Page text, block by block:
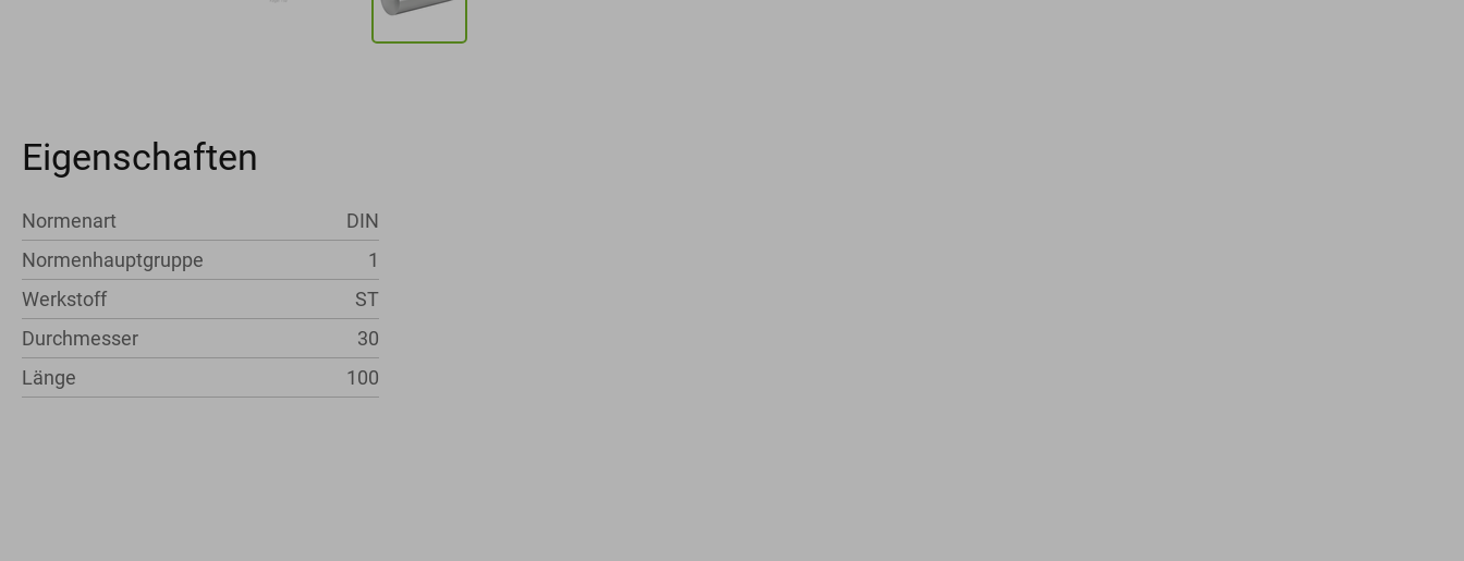
Eigenschaften
Normenart
DIN
Normenhauptgruppe
1
Werkstoff
ST
Durchmesser
30
Länge
100